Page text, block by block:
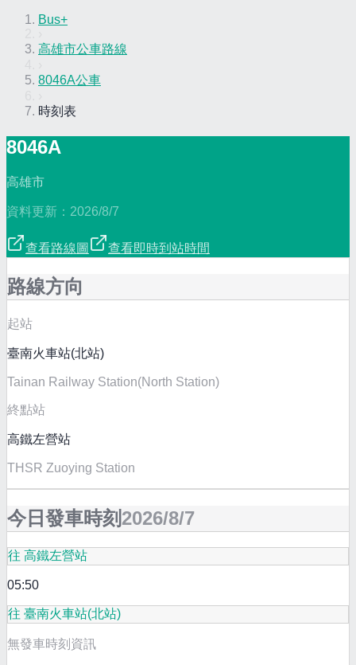
Bus+
高雄市公車路線
8046A公車
時刻表
8046A
高雄市
資料更新： 2026/8/7
查看路線圖 查看即時到站時間
路線方向
起站
臺南火車站(北站)
Tainan Railway Station(North Station)
終點站
高鐵左營站
THSR Zuoying Station
今日發車時刻 2026/8/7
往 高鐵左營站
05:50
往 臺南火車站(北站)
無發車時刻資訊